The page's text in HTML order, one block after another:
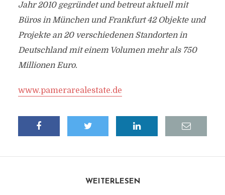
Jahr 2010 gegründet und betreut aktuell mit
Büros in München und Frankfurt 42 Objekte und
Projekte an 20 verschiedenen Standorten in
Deutschland mit einem Volumen mehr als 750
Millionen Euro.
www.pamerarealestate.de
WEITERLESEN